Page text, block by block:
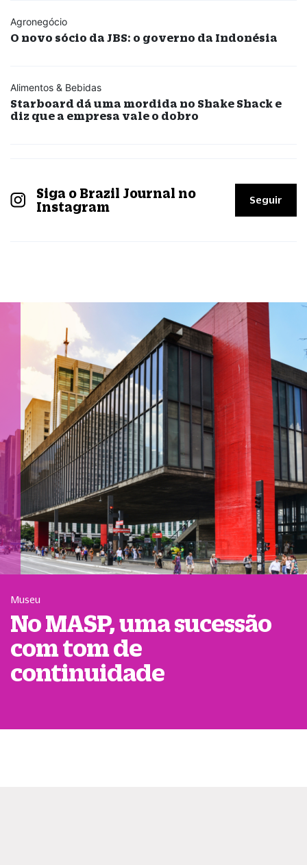
Agronegócio
O novo sócio da JBS: o governo da Indonésia
Alimentos & Bebidas
Starboard dá uma mordida no Shake Shack e
diz que a empresa vale o dobro
Siga o Brazil Journal no
Instagram
Seguir
Museu
No MASP, uma sucessão
com tom de
continuidade